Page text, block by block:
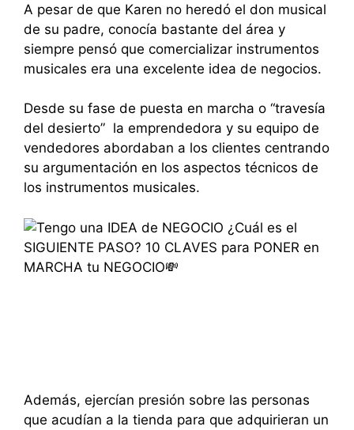
A pesar de que Karen no heredó el don musical
de su padre, conocía bastante del área y
siempre pensó que comercializar instrumentos
musicales era una excelente idea de negocios.
Desde su fase de puesta en marcha o “travesía
del desierto” la emprendedora y su equipo de
vendedores abordaban a los clientes centrando
su argumentación en los aspectos técnicos de
los instrumentos musicales.
Además, ejercían presión sobre las personas
que acudían a la tienda para que adquirieran un